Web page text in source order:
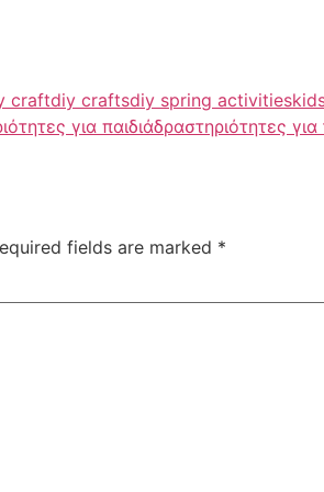
craftdiy craftsdiy spring activities
για παιδιάδραστηριότητες
fields are marked *